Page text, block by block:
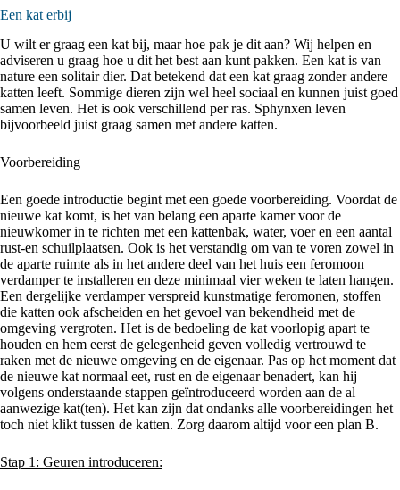
Een kat erbij
U wilt er graag een kat bij, maar hoe pak je dit aan? Wij helpen en
adviseren u graag hoe u dit het best aan kunt pakken. Een kat is van
nature een solitair dier. Dat betekend dat een kat graag zonder andere
katten leeft. Sommige dieren zijn wel heel sociaal en kunnen juist goed
samen leven. Het is ook verschillend per ras. Sphynxen leven
bijvoorbeeld juist graag samen met andere katten.
Voorbereiding
Een goede introductie begint met een goede voorbereiding. Voordat de
nieuwe kat komt, is het van belang een aparte kamer voor de
nieuwkomer in te richten met een kattenbak, water, voer en een aantal
rust-en schuilplaatsen. Ook is het verstandig om van te voren zowel in
de aparte ruimte als in het andere deel van het huis een feromoon
verdamper te installeren en deze minimaal vier weken te laten hangen.
Een dergelijke verdamper verspreid kunstmatige feromonen, stoffen
die katten ook afscheiden en het gevoel van bekendheid met de
omgeving vergroten. Het is de bedoeling de kat voorlopig apart te
houden en hem eerst de gelegenheid geven volledig vertrouwd te
raken met de nieuwe omgeving en de eigenaar. Pas op het moment dat
de nieuwe kat normaal eet, rust en de eigenaar benadert, kan hij
volgens onderstaande stappen geïntroduceerd worden aan de al
aanwezige kat(ten). Het kan zijn dat ondanks alle voorbereidingen het
toch niet klikt tussen de katten. Zorg daarom altijd voor een plan B.
Stap 1: Geuren introduceren: